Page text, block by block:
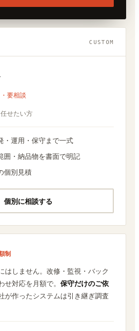
CUSTOM
要相談
せたい方
・運用・保守まで一式
囲・納品物を書面で明記
個別見積
個別に相談する
制
はしません。改修・監視・バック
せ対応を月額で。 保守だけのご依
が作ったシステムは引き継ぎ調査